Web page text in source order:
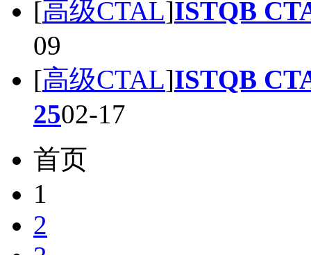
[高级CTAL]ISTQB
09
[高级CTAL]ISTQB
2502-17
首页
1
2